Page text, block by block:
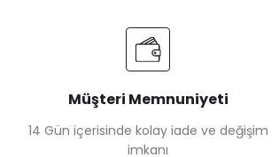
Müşteri Memnuniyeti
14 Gün içerisinde kolay iade ve değişim
imkanı